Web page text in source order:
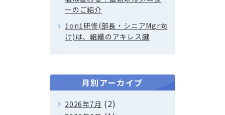
ーのご紹介
1on1研修(部長・シニアMgr向
け)は、組織のアキレス腱
月別アーカイブ
2026年7月 (2)